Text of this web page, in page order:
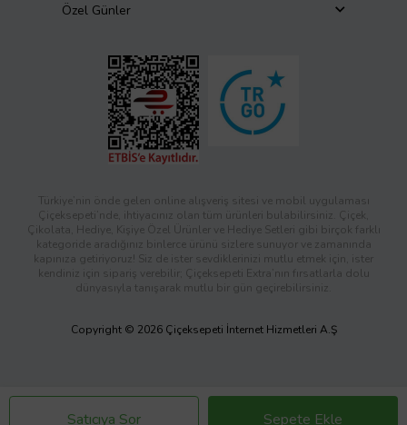
Satıcıya Sor Sepete Ekle
Özel Günler
Türkiye’nin önde gelen online alışveriş sitesi ve mobil uygulaması
Çiçeksepeti’nde, ihtiyacınız olan tüm ürünleri bulabilirsiniz. Çiçek,
Çikolata, Hediye, Kişiye Özel Ürünler ve Hediye Setleri gibi birçok farklı
kategoride aradığınız binlerce ürünü sizlere sunuyor ve zamanında
kapınıza getiriyoruz! Siz de ister sevdiklerinizi mutlu etmek için, ister
kendiniz için sipariş verebilir; Çiçeksepeti Extra’nın fırsatlarla dolu
dünyasıyla tanışarak mutlu bir gün geçirebilirsiniz.
Copyright © 2026 Çiçeksepeti İnternet Hizmetleri A.Ş